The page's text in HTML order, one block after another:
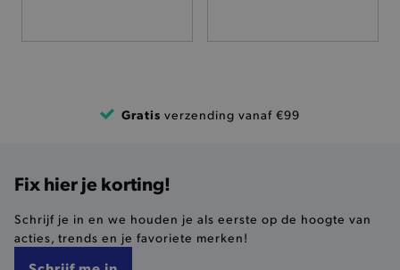
Gratis verzending vanaf €99
Fix hier je korting!
Schrijf je in en we houden je als eerste op de hoogte van
acties, trends en je favoriete merken!
buikjes algemene bezoekersinformatie, maar
product-added-modal
selected-val